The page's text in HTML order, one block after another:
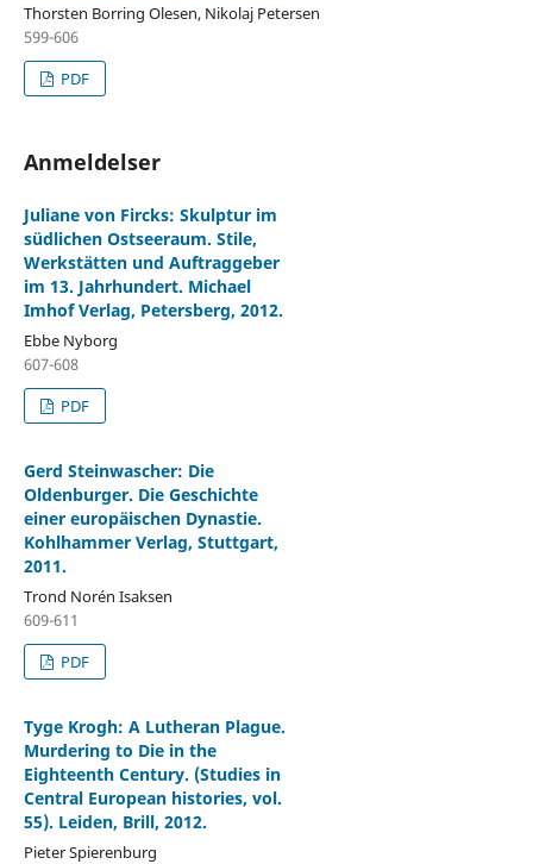
Thorsten Borring Olesen, Nikolaj Petersen
599-606
PDF
Anmeldelser
Juliane von Fircks: Skulptur im
südlichen Ostseeraum. Stile,
Werkstätten und Auftraggeber
im 13. Jahrhundert. Michael
Imhof Verlag, Petersberg, 2012.
Ebbe Nyborg
607-608
PDF
Gerd Steinwascher: Die
Oldenburger. Die Geschichte
einer europäischen Dynastie.
Kohlhammer Verlag, Stuttgart,
2011.
Trond Norén Isaksen
609-611
PDF
Tyge Krogh: A Lutheran Plague.
Murdering to Die in the
Eighteenth Century. (Studies in
Central European histories, vol.
55). Leiden, Brill, 2012.
Pieter Spierenburg